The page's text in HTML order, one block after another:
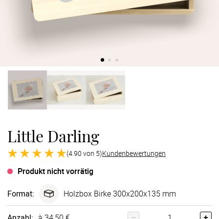
Little Darling
(4.90 von 5)Kundenbewertungen
Produkt nicht vorrätig
Format: Holzbox Birke 300x200x135 mm